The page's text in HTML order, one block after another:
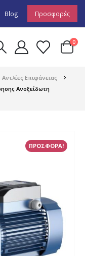
Blog Προσφορές
0
Αντλίες Επιφάνειας
Ανοξείδωτη
ΠΡΟΣΦΟΡΑ!